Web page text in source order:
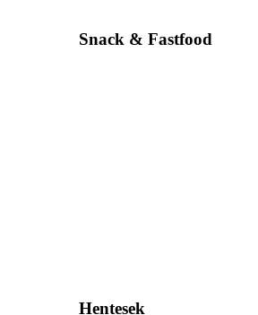
Snack & Fastfood
Hentesek